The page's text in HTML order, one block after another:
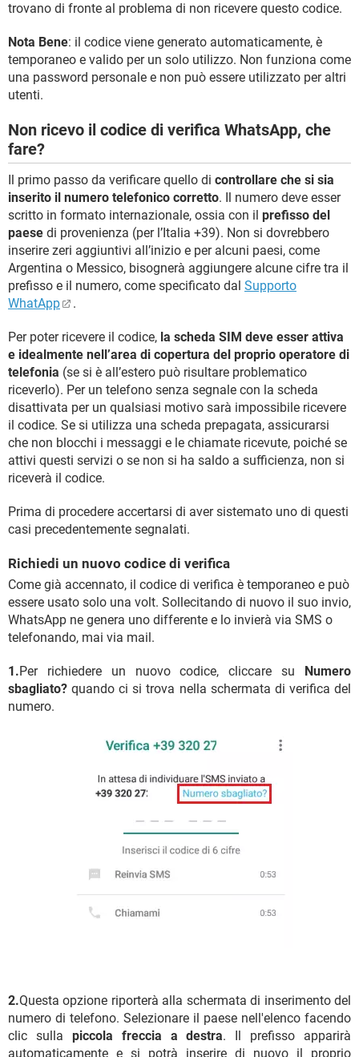
trovano di fronte al problema di non ricevere questo codice.
Nota Bene: il codice viene generato automaticamente, è
temporaneo e valido per un solo utilizzo. Non funziona come
una password personale e non può essere utilizzato per altri
utenti.
Non ricevo il codice di verifica WhatsApp, che
fare?
Il primo passo da verificare quello di controllare che si sia
inserito il numero telefonico corretto. Il numero deve esser
scritto in formato internazionale, ossia con il prefisso del
paese di provenienza (per l’Italia +39). Non si dovrebbero
inserire zeri aggiuntivi all’inizio e per alcuni paesi, come
Argentina o Messico, bisognerà aggiungere alcune cifre tra il
prefisso e il numero, come specificato dal Supporto
WhatApp
.
Per poter ricevere il codice, la scheda SIM deve esser attiva
e idealmente nell’area di copertura del proprio operatore di
telefonia (se si è all’estero può risultare problematico
riceverlo). Per un telefono senza segnale con la scheda
disattivata per un qualsiasi motivo sarà impossibile ricevere
il codice. Se si utilizza una scheda prepagata, assicurarsi
che non blocchi i messaggi e le chiamate ricevute, poiché se
attivi questi servizi o se non si ha saldo a sufficienza, non si
riceverà il codice.
Prima di procedere accertarsi di aver sistemato uno di questi
casi precedentemente segnalati.
Richiedi un nuovo codice di verifica
Come già accennato, il codice di verifica è temporaneo e può
essere usato solo una volt. Sollecitando di nuovo il suo invio,
WhatsApp ne genera uno differente e lo invierà via SMS o
telefonando, mai via mail.
1.Per richiedere un nuovo codice, cliccare su
Numero
sbagliato? quando ci si trova nella schermata di verifica del
numero.
2.Questa opzione riporterà alla schermata di inserimento del
numero di telefono. Selezionare il paese nell'elenco facendo
clic sulla piccola freccia a destra. Il prefisso apparirà
automaticamente e si potrà inserire di nuovo il proprio